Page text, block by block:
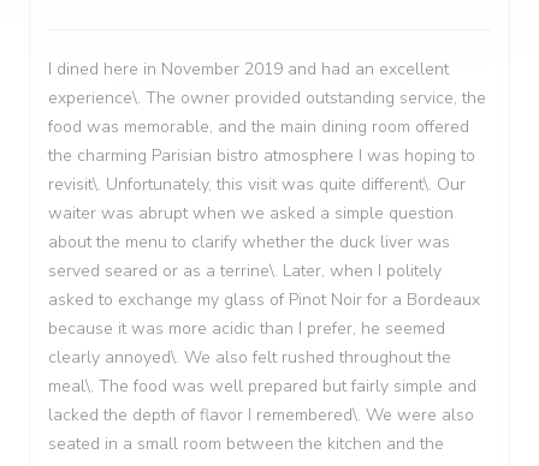
I dined here in November 2019 and had an excellent
experience\. The owner provided outstanding service, the
food was memorable, and the main dining room offered
the charming Parisian bistro atmosphere I was hoping to
revisit\. Unfortunately, this visit was quite different\. Our
waiter was abrupt when we asked a simple question
about the menu to clarify whether the duck liver was
served seared or as a terrine\. Later, when I politely
asked to exchange my glass of Pinot Noir for a Bordeaux
because it was more acidic than I prefer, he seemed
clearly annoyed\. We also felt rushed throughout the
meal\. The food was well prepared but fairly simple and
lacked the depth of flavor I remembered\. We were also
seated in a small room between the kitchen and the